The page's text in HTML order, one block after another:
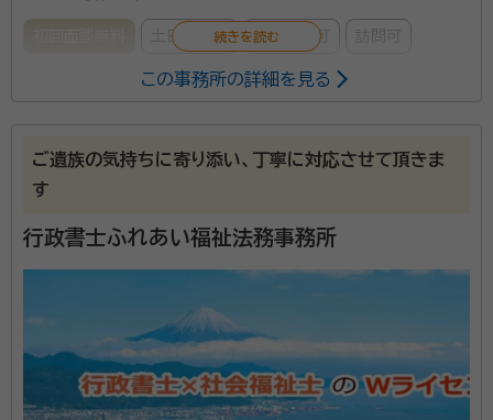
土日相談可 電話相談可 訪問可
オンライン面談可
事務所口コミ（抜粋）：
自宅まで来てくれた。事前に資料を用意して貰い流れがスムーズで良か
契約後の感想
LINEでやり取り出来るので気軽に連絡できる土日でも対応してくれた
この事務所の詳細を見る
ご遺族の気持ちに寄り添い、丁寧に対応させて頂きま
す
行政書士ふれあい福祉法務事務所